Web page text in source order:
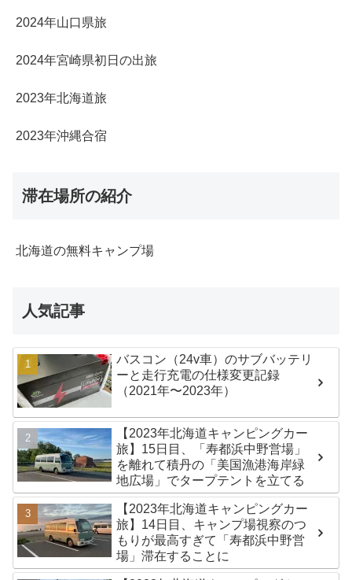
2024年山口県旅
2024年宮崎県初日の出旅
2023年北海道旅
2023年沖縄合宿
滞在場所の紹介
北海道の無料キャンプ場
人気記事
バスコン（24v車）のサブバッテリ
ーと走行充電の仕様変更記録
（2021年〜2023年）
【2023年北海道キャンピングカー
旅】15日目、「寿都浜中野営場」
を離れて積丹の「美国漁港海岸緑
地広場」でタープテントを立てる
【2023年北海道キャンピングカー
旅】14日目、キャンプ場視察のつ
もりが最高すぎて「寿都浜中野営
場」滞在することに